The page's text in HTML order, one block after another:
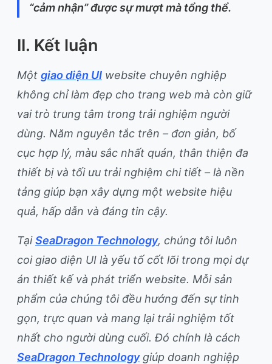
“cảm nhận” được sự mượt mà tổng thể.
II. Kết luận
Một giao diện UI website chuyên nghiệp
không chỉ làm đẹp cho trang web mà còn giữ
vai trò trung tâm trong trải nghiệm người
dùng. Năm nguyên tắc trên – đơn giản, bố
cục hợp lý, màu sắc nhất quán, thân thiện đa
thiết bị và tối ưu trải nghiệm chi tiết – là nền
tảng giúp bạn xây dựng một website hiệu
quả, hấp dẫn và đáng tin cậy.
TạiSeaDragon Technology, chúng tôi luôn
coi giao diện UI là yếu tố cốt lõi trong mọi dự
án thiết kế và phát triển website. Mỗi sản
phẩm của chúng tôi đều hướng đến sự tinh
gọn, trực quan và mang lại trải nghiệm tốt
nhất cho người dùng cuối. Đó chính là cách
SeaDragon Technologygiúp doanh nghiệp